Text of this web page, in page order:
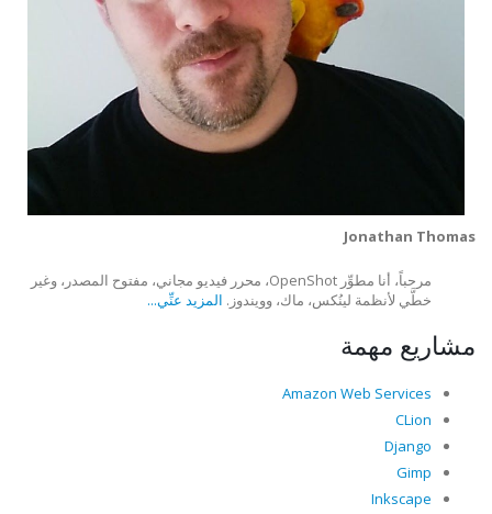
Jonathan Thomas
مرحباً، أنا مطوِّر OpenShot، محرر فيديو مجاني، مفتوح المصدر، وغير
خطَّي لأنظمة لينُكس، ماك، وويندوز. المزيد عنِّي...
مشاريع مهمة
Amazon Web Services
CLion
Django
Gimp
Inkscape